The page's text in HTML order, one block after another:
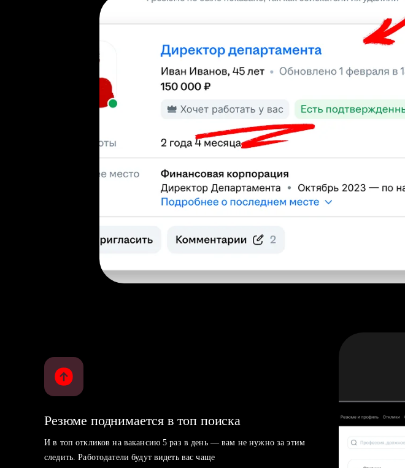
Резюме поднимается в топ поиска
И в топ откликов на вакансию 5 раз в день — вам не нужно за этим
следить. Работодатели будут видеть вас чаще